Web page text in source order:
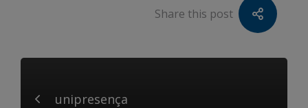
Share this post
unipresença